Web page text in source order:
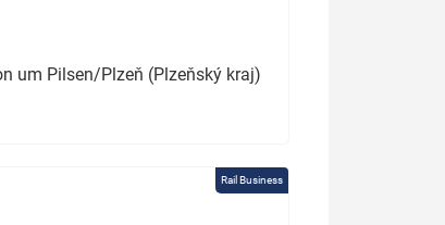
um Pilsen/Plzeň (Plzeňský kraj)
Rail Business